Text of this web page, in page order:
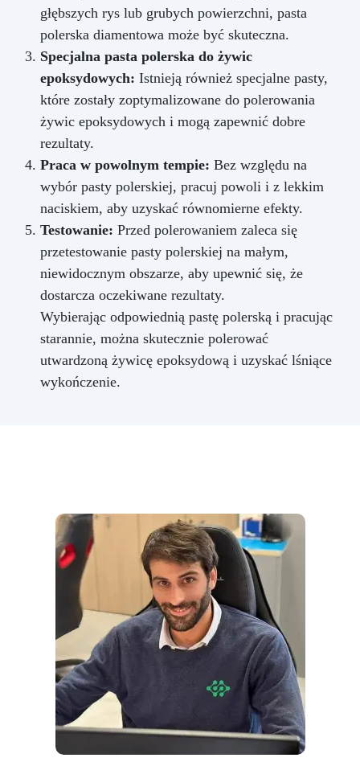
głębszych rys lub grubych powierzchni, pasta
polerska diamentowa może być skuteczna.
Specjalna pasta polerska do żywic
epoksydowych: Istnieją również specjalne pasty,
które zostały zoptymalizowane do polerowania
żywic epoksydowych i mogą zapewnić dobre
rezultaty.
Praca w powolnym tempie: Bez względu na
wybór pasty polerskiej, pracuj powoli i z lekkim
naciskiem, aby uzyskać równomierne efekty.
Testowanie: Przed polerowaniem zaleca się
przetestowanie pasty polerskiej na małym,
niewidocznym obszarze, aby upewnić się, że
dostarcza oczekiwane rezultaty.
Wybierając odpowiednią pastę polerską i pracując
starannie, można skutecznie polerować
utwardzoną żywicę epoksydową i uzyskać lśniące
wykończenie.